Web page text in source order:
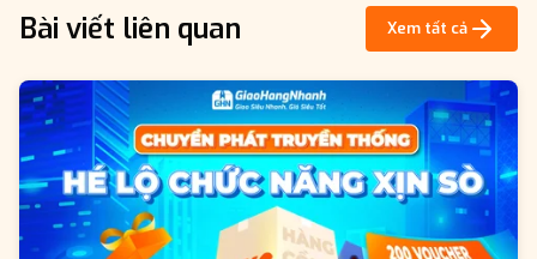
Bài viết liên quan Xem tất cả